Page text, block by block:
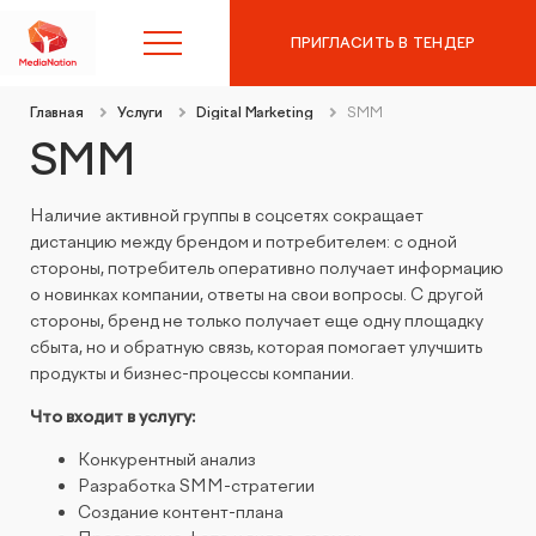
Контекстная реклама в
Яндекс.Директ
Аудит контекстной рекламы
SEO-продвижение
SEO-аудит сайта
Вывод сайта из-под фильтров и санкций
GEO-продвижение
Таргетированная реклама
Digital Marketing
Комплексный digital-маркетинг
Веб-аналитика
8 (495) 215-10-97
ПРИГЛАСИТЬ В ТЕНДЕР
Главная Услуги Digital Marketing SMM
SMM
Наличие активной группы в соцсетях сокращает
дистанцию между брендом и потребителем: с одной
стороны, потребитель оперативно получает информацию
о новинках компании, ответы на свои вопросы. С другой
стороны, бренд не только получает еще одну площадку
сбыта, но и обратную связь, которая помогает улучшить
продукты и бизнес-процессы компании.
Что входит в услугу:
Конкурентный анализ
Разработка SMM-стратегии
Создание контент-плана